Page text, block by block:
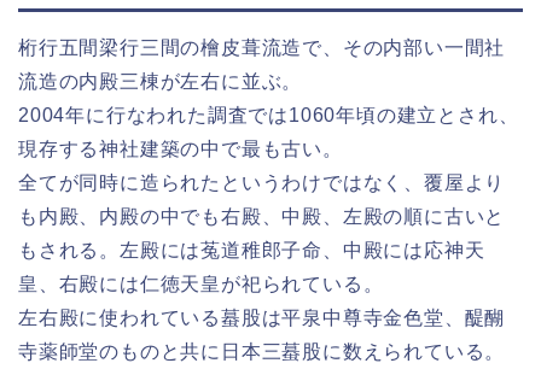
桁行五間梁行三間の檜皮葺流造で、その内部い一間社
流造の内殿三棟が左右に並ぶ。
2004年に行なわれた調査では1060年頃の建立とされ、
現存する神社建築の中で最も古い。
全てが同時に造られたというわけではなく、覆屋より
も内殿、内殿の中でも右殿、中殿、左殿の順に古いと
もされる。左殿には菟道稚郎子命、中殿には応神天
皇、右殿には仁徳天皇が祀られている。
左右殿に使われている蟇股は平泉中尊寺金色堂、醍醐
寺薬師堂のものと共に日本三蟇股に数えられている。